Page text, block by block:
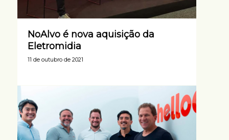
NoAlvo é nova aquisição da
Eletromidia
11 de outubro de 2021